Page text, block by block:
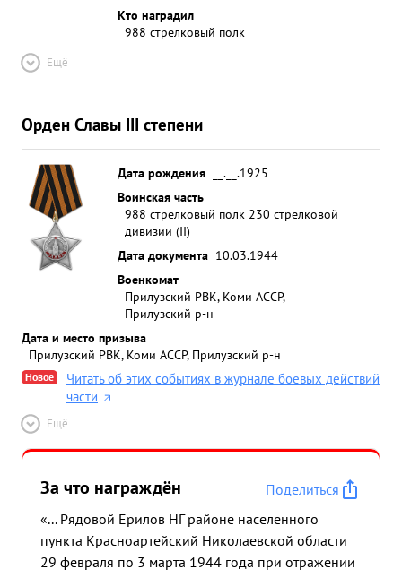
Кто наградил
988 стрелковый полк
Ещё
Орден Славы III степени
Дата рождения
__.__.1925
Воинская часть
988 стрелковый полк 230 стрелковой
дивизии (II)
Дата документа 10.03.1944
Военкомат
Прилузский РВК, Коми АССР,
Прилузский р-н
Дата и место призыва
Прилузский РВК, Коми АССР, Прилузский р-н
Новое
Читать об этих событиях в журнале боевых действий
части
Ещё
За что награждён
Поделиться
«... Рядовой Ерилов НГ районе населенного
пункта Красноартейский Николаевской области
29 февраля по 3 марта 1944 года при отражении